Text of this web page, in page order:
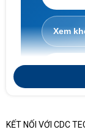
Xem
Laptop
KẾT NỐI VỚI CDC